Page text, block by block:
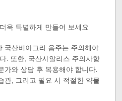
욱 특별하게 만들어 보세요
국산비아그라 음주는 주의해야
. 또한, 국산시알리스 주의사항
가와 상담 후 복용해야 합니다.
관, 그리고 필요 시 적절한 약물